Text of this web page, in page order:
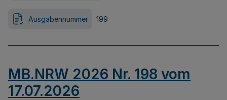
Ausgabennummer 199
MB.NRW 2026 Nr. 198 vom
17.07.2026